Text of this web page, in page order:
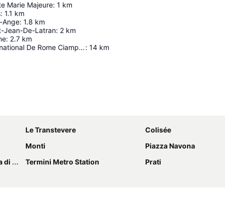
Marie Majeure: 1 km
: 1.1 km
Ange: 1.8 km
Jean-De-Latran: 2 km
: 2.7 km
Aéroport International De Rome Ciampino: 14 km
Le Transtevere
Colisée
Monti
Piazza Navona
Termini Metro Station
Prati